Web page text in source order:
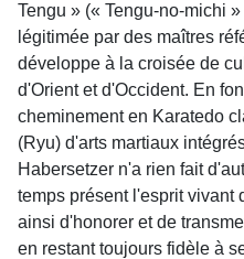
Tengu » (« Tengu-no-michi
légitimée par des maîtres
développe à la croisée de
d'Orient et d'Occident. En
cheminement en Karatedo
(Ryu) d'arts martiaux
Habersetzer n'a rien fait
temps présent l'esprit vivant
ainsi d'honorer et de
en restant toujours fidèle à